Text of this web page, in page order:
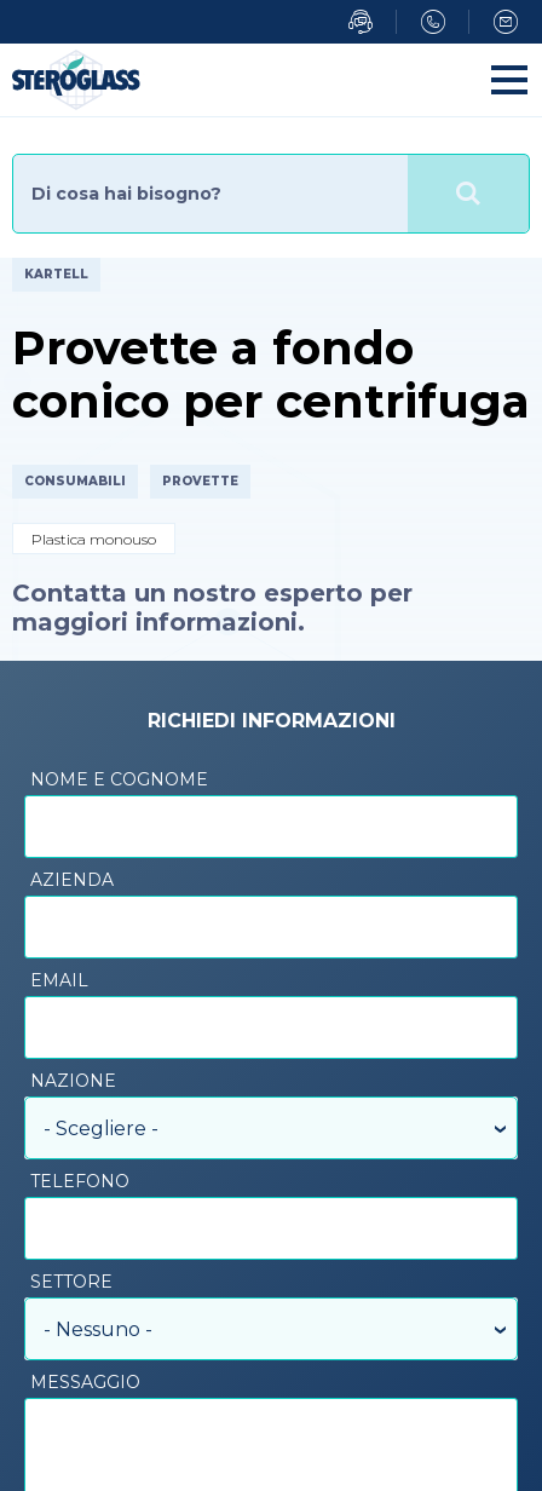
al
contenuto
principale
KARTELL
Provette a fondo
conico per centrifuga
CONSUMABILI PROVETTE
Plastica monouso
Contatta un nostro esperto per
maggiori informazioni.
RICHIEDI INFORMAZIONI
NOME E COGNOME
AZIENDA
EMAIL
NAZIONE
- Scegliere -
TELEFONO
SETTORE
- Nessuno -
MESSAGGIO